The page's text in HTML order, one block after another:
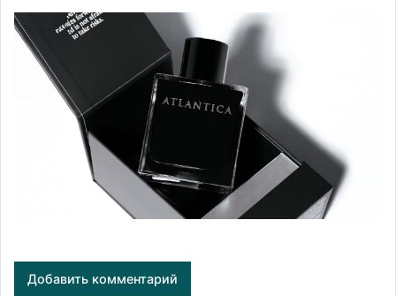
Добавить комментарий